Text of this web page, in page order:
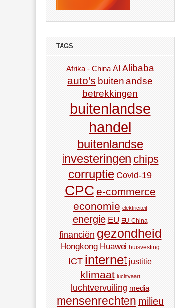
TAGS
Afrika - China AI Alibaba
auto's buitenlandse
betrekkingen
buitenlandse
handel
buitenlandse
investeringen chips
corruptie Covid-19
CPC e-commerce
economie elektriciteit
energie EU EU-China
financiën gezondheid
Hongkong Huawei huisvesting
ICT internet justitie
klimaat luchtvaart
luchtvervuiling media
mensenrechten milieu